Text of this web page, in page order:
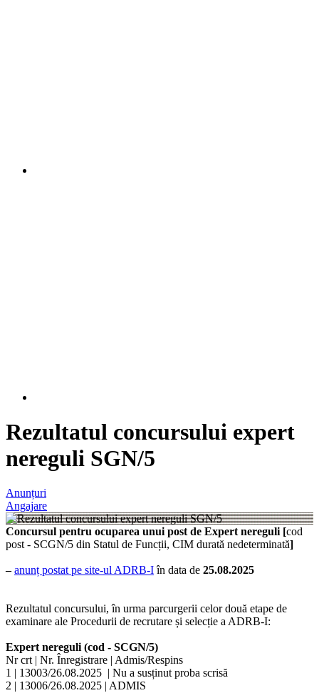
Rezultatul concursului expert
nereguli SGN/5
Anunțuri
Angajare
Concursul pentru ocuparea unui post de Expert nereguli [cod
post - SCGN/5 din Statul de Funcții, CIM durată nedeterminată]
–anunț postat pe site-ul ADRB-Iîn data de 25.08.2025
Rezultatul concursului, în urma parcurgerii celor două etape de
examinare ale Procedurii de recrutare și selecție a ADRB-I:
Expert nereguli (cod - SCGN/5)
Nr crt | Nr. Înregistrare | Admis/Respins
1 | 13003/26.08.2025 | Nu a susținut proba scrisă
2 | 13006/26.08.2025 | ADMIS